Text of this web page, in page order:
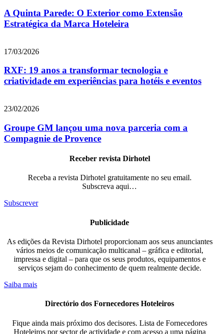
A Quinta Parede: O Exterior como Extensão
Estratégica da Marca Hoteleira
17/03/2026
RXF: 19 anos a transformar tecnologia e
criatividade em experiências para hotéis e eventos
23/02/2026
Groupe GM lançou uma nova parceria com a
Compagnie de Provence
Receber revista Dirhotel
Receba a revista Dirhotel gratuitamente no seu email.
Subscreva aqui…
Subscrever
Publicidade
As edições da Revista Dirhotel proporcionam aos seus anunciantes
vários meios de comunicação multicanal – gráfica e editorial,
impressa e digital – para que os seus produtos, equipamentos e
serviços sejam do conhecimento de quem realmente decide.
Saiba mais
Directório dos Fornecedores Hoteleiros
Fique ainda mais próximo dos decisores. Lista de Fornecedores
Hoteleiros por sector de actividade e com acesso a uma página